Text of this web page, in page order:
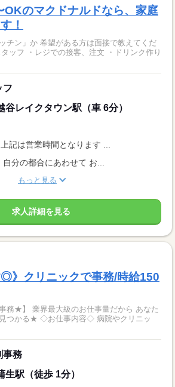
OKのマクドナルドなら、家庭
！
チン」か 希望がある方は面接で教えてくだ
フ
谷レイクタウン駅（車 6分）
記は営業時間となります ...
分の都合にあわせて お...
もっと見る
求人詳細を見る
◎》クリニックで事務/時給150
務★】 業界最大級のお仕事量だから あなた
◇ 病院やクリニッ
事務
駅（徒歩 1分）